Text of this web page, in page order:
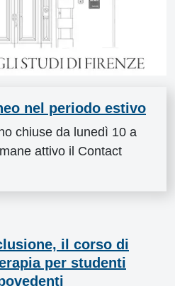
nel periodo estivo
chiuse da lunedì 10 a
attivo il Contact
il corso di
per studenti